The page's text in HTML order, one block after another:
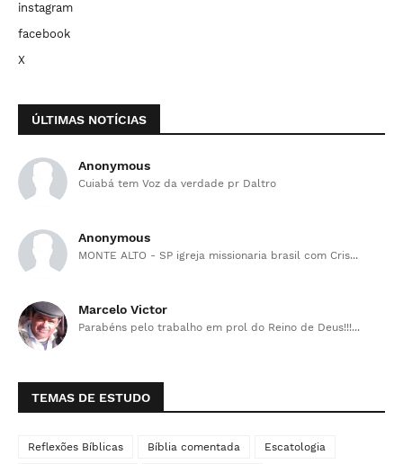
instagram
facebook
X
ÚLTIMAS NOTÍCIAS
Anonymous
Cuiabá tem Voz da verdade pr Daltro
Anonymous
MONTE ALTO - SP igreja missionaria brasil com Cris...
Marcelo Victor
Parabéns pelo trabalho em prol do Reino de Deus!!!...
TEMAS DE ESTUDO
Reflexões Bíblicas Bíblia comentada Escatologia